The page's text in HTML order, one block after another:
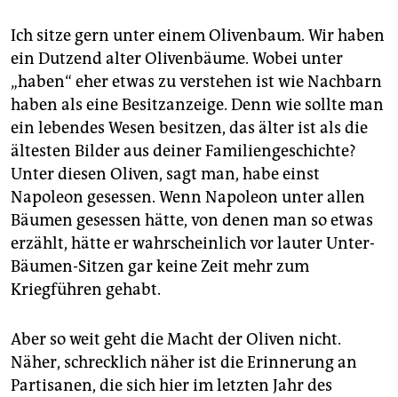
Ich sitze gern unter einem Olivenbaum. Wir haben
ein Dutzend alter Olivenbäume. Wobei unter
„haben“ eher etwas zu verstehen ist wie Nachbarn
haben als eine Besitzanzeige. Denn wie sollte man
ein lebendes Wesen besitzen, das älter ist als die
ältesten Bilder aus deiner Familiengeschichte?
Unter diesen Oliven, sagt man, habe einst
Napoleon gesessen. Wenn Napoleon unter allen
Bäumen gesessen hätte, von denen man so etwas
erzählt, hätte er wahrscheinlich vor lauter Unter-
Bäumen-Sitzen gar keine Zeit mehr zum
Kriegführen gehabt.
Aber so weit geht die Macht der Oliven nicht.
Näher, schrecklich näher ist die Erinnerung an
Partisanen, die sich hier im letzten Jahr des